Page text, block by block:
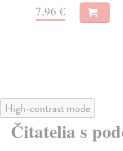
7,96 €
High-contrast mode
Čitatelia s